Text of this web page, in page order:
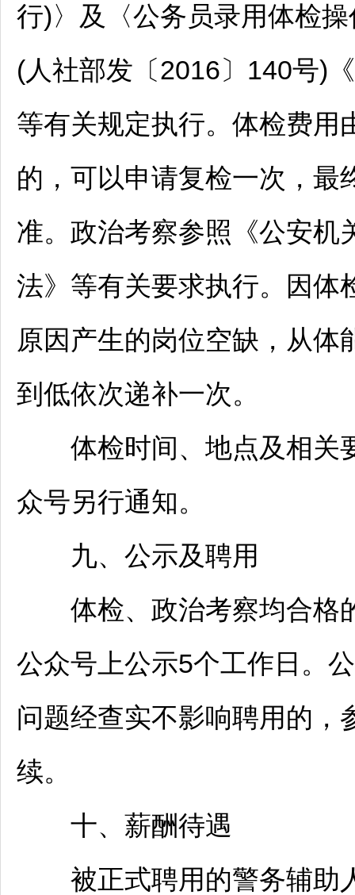
行)〉及〈公务员录用体检
(人社部发〔2016〕140号)《
等有关规定执行。体检费用
的，可以申请复检一次，最
准。政治考察参照《公安机
法》等有关要求执行。因体
原因产生的岗位空缺，从体
到低依次递补一次。
体检时间、地点及相关
众号另行通知。
九、公示及聘用
体检、政治考察均合格
公众号上公示5个工作日。
问题经查实不影响聘用的，
续。
十、薪酬待遇
被正式聘用的警务辅助